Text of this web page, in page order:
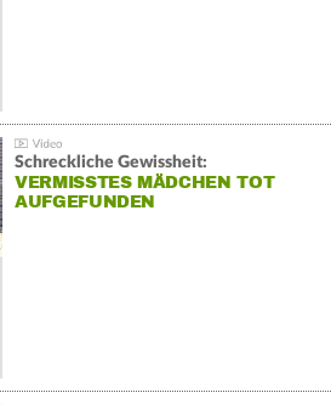
Schreckliche Gewissheit:
VERMISSTES MÄDCHEN TOT
AUFGEFUNDEN